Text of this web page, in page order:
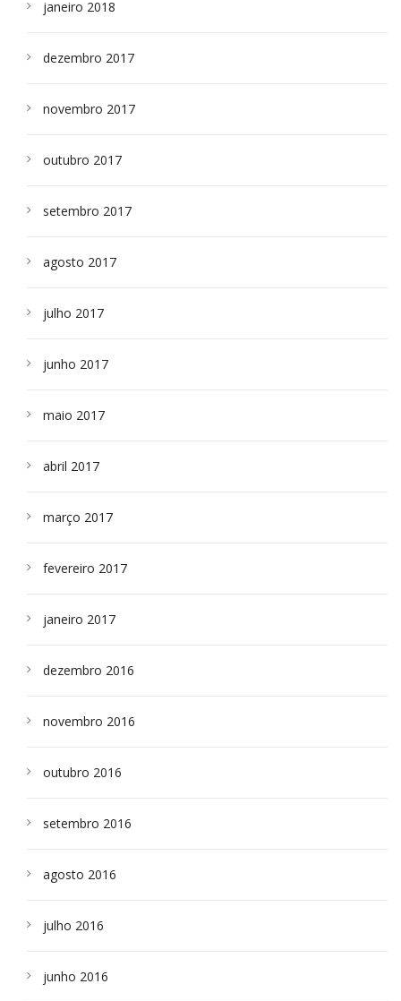
janeiro 2018
dezembro 2017
novembro 2017
outubro 2017
setembro 2017
agosto 2017
julho 2017
junho 2017
maio 2017
abril 2017
março 2017
fevereiro 2017
janeiro 2017
dezembro 2016
novembro 2016
outubro 2016
setembro 2016
agosto 2016
julho 2016
junho 2016